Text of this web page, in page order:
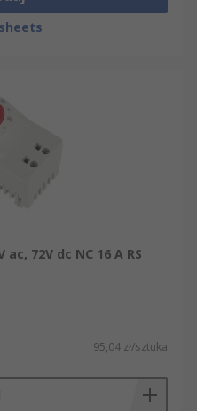
72V dc NC 16 A RS
95,04 zł/sztuka